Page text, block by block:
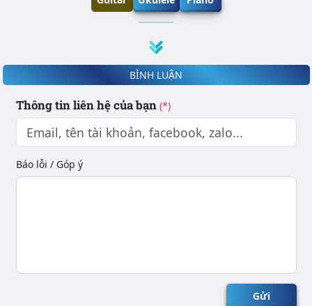
BÌNH LUẬN
Thông tin liên hệ của bạn (*)
Báo lỗi / Góp ý
Gửi